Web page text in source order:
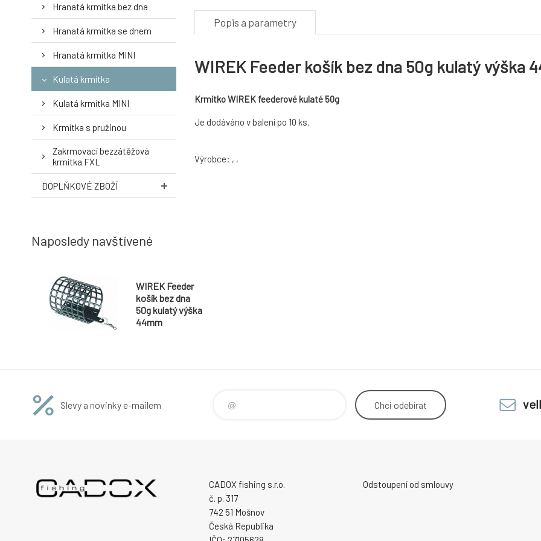
Hranatá krmítka bez dna
Hranatá krmítka se dnem
Hranatá krmítka MINI
Kulatá krmítka
Kulatá krmítka MINI
Krmítka s pružinou
Zakrmovací bezzátěžová
krmítka FXL
DOPLŇKOVÉ ZBOŽÍ
Popis a parametry
WIREK Feeder košík bez dna 50g kulatý výška
Krmítko WIREK feederové kulaté 50g
Je dodáváno v balení po 10 ks.
Výrobce: , ,
Naposledy navštívené
WIREK Feeder
košík bez dna
50g kulatý výška
44mm
Slevy a novinky e-mailem Chci odebírat
CADOX fishing s.r.o.
č. p. 317
742 51 Mošnov
Česká Republika
Odstoupení od smlouvy